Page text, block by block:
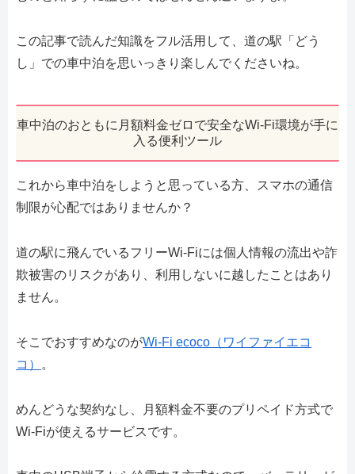
この記事で読んだ知識をフル活用して、道の駅「どう
し」での車中泊を思いっきり楽しんでくださいね。
車中泊のおともに月額料金ゼロで安全なWi-Fi環境が手に
入る便利ツール
これから車中泊をしようと思っている方、スマホの通信
制限が心配ではありませんか？
道の駅に飛んでいるフリーWi-Fiには個人情報の流出や詐
欺被害のリスクがあり、利用しないに越したことはあり
ません。
そこでおすすめなのがWi-Fi ecoco（ワイファイエコ
コ）
。
めんどうな契約なし、月額料金不要のプリペイド方式で
Wi-Fiが使えるサービスです。